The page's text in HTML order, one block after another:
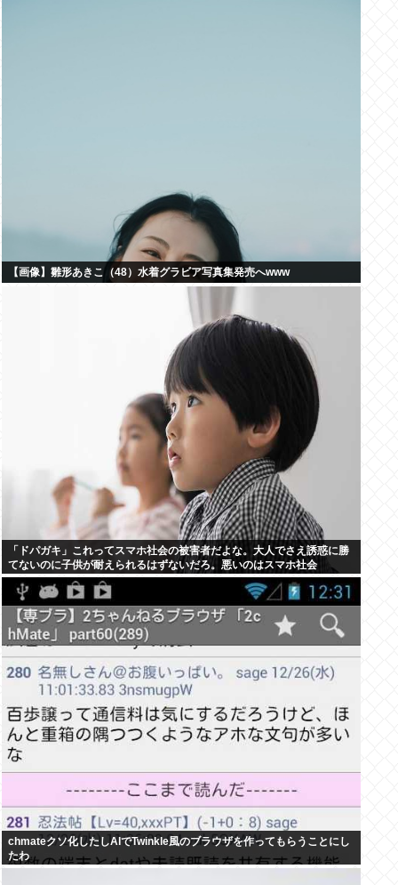
【画像】雛形あきこ（48）水着グラビア写真集発売へwww
「ドパガキ」これってスマホ社会の被害者だよな。大人でさえ誘惑に勝
てないのに子供が耐えられるはずないだろ。悪いのはスマホ社会
chmateクソ化したしAIでTwinkle風のブラウザを作ってもらうことにし
たわ